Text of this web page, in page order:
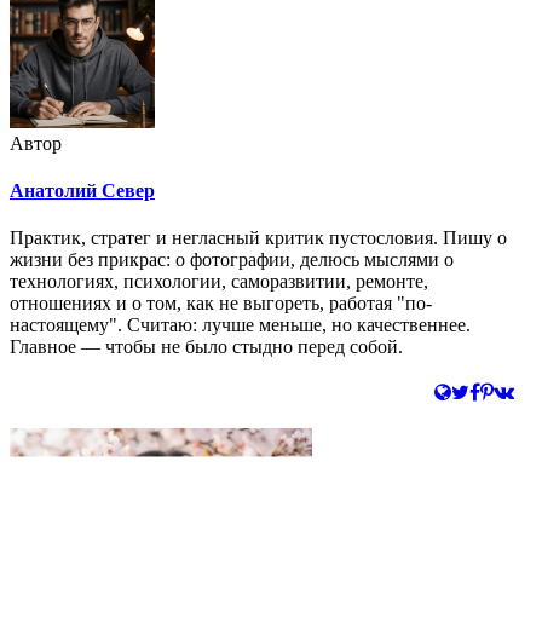
Автор
Анатолий Север
Практик, стратег и негласный критик пустословия. Пишу о
жизни без прикрас: о фотографии, делюсь мыслями о
технологиях, психологии, саморазвитии, ремонте,
отношениях и о том, как не выгореть, работая "по-
настоящему". Считаю: лучше меньше, но качественнее.
Главное — чтобы не было стыдно перед собой.